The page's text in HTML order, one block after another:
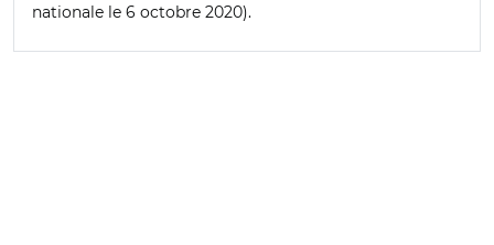
nationale le 6 octobre 2020).